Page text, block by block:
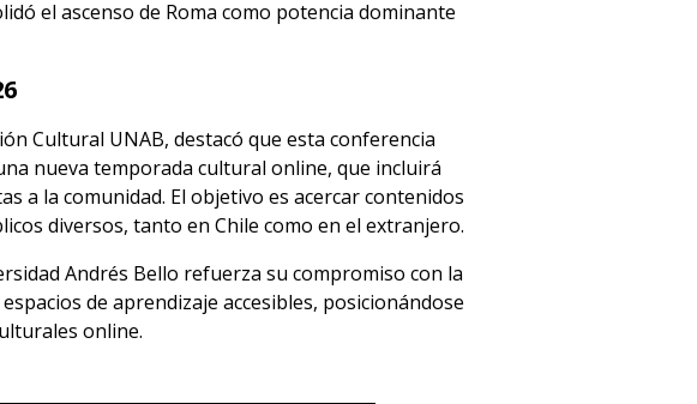
el ascenso de Roma como potencia dominante
Cultural UNAB, destacó que esta conferencia
nueva temporada cultural online, que incluirá
a la comunidad. El objetivo es acercar contenidos
diversos, tanto en Chile como en el extranjero.
Andrés Bello refuerza su compromiso con la
de aprendizaje accesibles, posicionándose
online.